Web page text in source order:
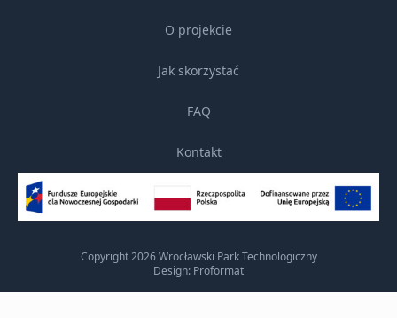
O projekcie
Jak skorzystać
FAQ
Kontakt
Copyright 2026 Wrocławski Park Technologiczny
Design: Proformat